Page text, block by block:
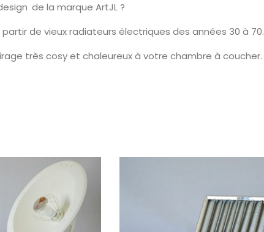
de la marque ArtJL ?
de vieux radiateurs électriques des années 30 à 70.
très cosy et chaleureux à votre chambre à coucher.